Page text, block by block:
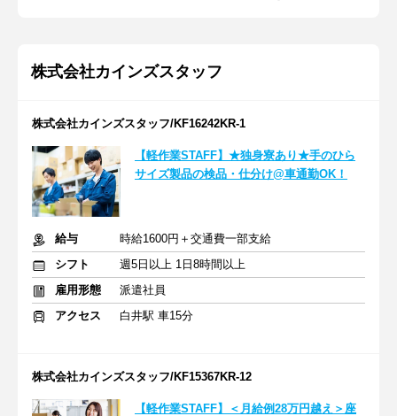
株式会社カインズスタッフ
株式会社カインズスタッフ/KF16242KR-1
【軽作業STAFF】★独身寮あり★手のひら
サイズ製品の検品・仕分け@車通勤OK！
給与
時給1600円＋交通費一部支給
シフト
週5日以上 1日8時間以上
雇用形態
派遣社員
アクセス
白井駅 車15分
株式会社カインズスタッフ/KF15367KR-12
【軽作業STAFF】＜月給例28万円越え＞座